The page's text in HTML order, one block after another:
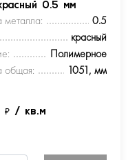
0.5 мм
металла:
0.5
красный
Полимерное
1051, мм
₽ / кв.м